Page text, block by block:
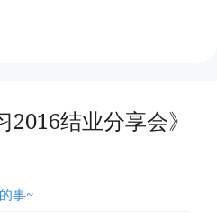
2016结业分享会》
事~